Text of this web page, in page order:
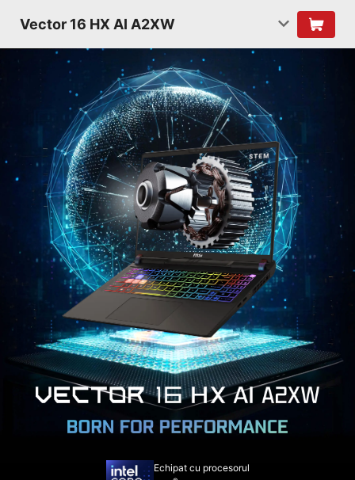
Vector 16 HX AI A2XW
Echipat cu procesorul